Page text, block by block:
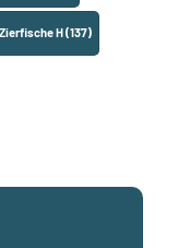
Zierfische H(137)